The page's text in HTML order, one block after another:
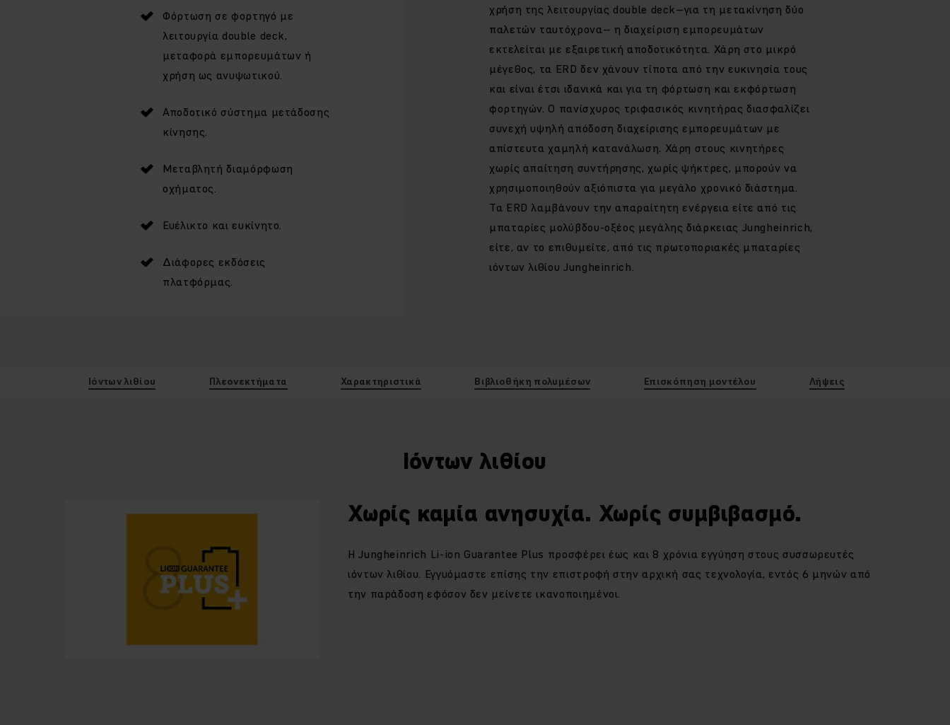
Φόρτωση σε φορτηγό με
λειτουργία double deck,
μεταφορά εμπορευμάτων ή
χρήση ως ανυψωτικού.
Αποδοτικό σύστημα μετάδοσης
κίνησης.
Μεταβλητή διαμόρφωση
οχήματος.
Ευέλικτο και ευκίνητο.
Διάφορες εκδόσεις
πλατφόρμας.
χρήση της λειτουργίας double deck–για τη μετακίνηση δύο
παλετών ταυτόχρονα– η διαχείριση εμπορευμάτων
εκτελείται με εξαιρετική αποδοτικότητα. Χάρη στο μικρό
μέγεθος, τα ERD δεν χάνουν τίποτα από την ευκινησία τους
και είναι έτσι ιδανικά και για τη φόρτωση και εκφόρτωση
φορτηγών. Ο πανίσχυρος τριφασικός κινητήρας διασφαλίζει
συνεχή υψηλή απόδοση διαχείρισης εμπορευμάτων με
απίστευτα χαμηλή κατανάλωση. Χάρη στους κινητήρες
χωρίς απαίτηση συντήρησης, χωρίς ψήκτρες, μπορούν να
χρησιμοποιηθούν αξιόπιστα για μεγάλο χρονικό διάστημα.
Τα ERD λαμβάνουν την απαραίτητη ενέργεια είτε από τις
μπαταρίες μολύβδου-οξέος μεγάλης διάρκειας Jungheinrich,
είτε, αν το επιθυμείτε, από τις πρωτοποριακές μπαταρίες
ιόντων λιθίου Jungheinrich.
Ιόντων λιθίου Πλεονεκτήματα Χαρακτηριστικά Βιβλιοθήκη πολυμέσων Επισκόπηση μοντέλου Λήψεις
Ιόντων λιθίου
Χωρίς καμία ανησυχία. Χωρίς συμβιβασμό.
ΗJungheinrich Li-ion Guarantee Plus προσφέρει έως και 8 χρόνια εγγύηση στους συσσωρευτές
ιόντων λιθίου. Εγγυόμαστε επίσης την επιστροφή στην αρχική σας τεχνολογία, εντός 6 μηνών από
την παράδοση εφόσον δεν μείνετε ικανοποιημένοι.